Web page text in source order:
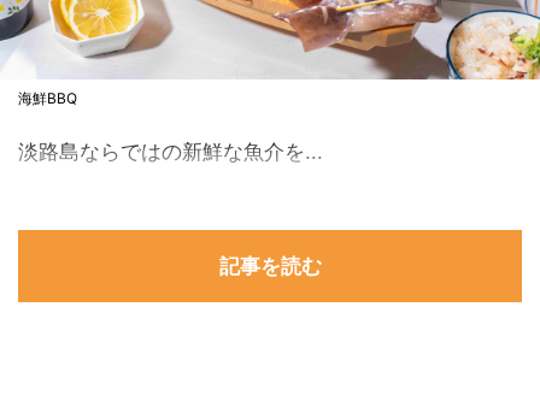
海鮮BBQ
淡路島ならではの新鮮な魚介を...
記事を読む